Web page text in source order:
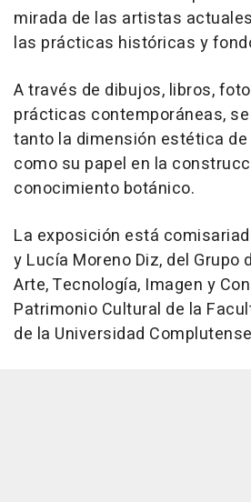
mirada de las artistas
las prácticas históricas y
A través de dibujos, libros,
prácticas contemporáneas,
tanto la dimensión estética
como su papel en la
conocimiento botánico.
La exposición está
y Lucía Moreno Diz, del Grupo
Arte, Tecnología, Imagen y
Patrimonio Cultural de la
de la Universidad